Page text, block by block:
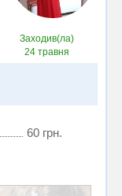
Заходив(ла)
24 травня
60 грн.